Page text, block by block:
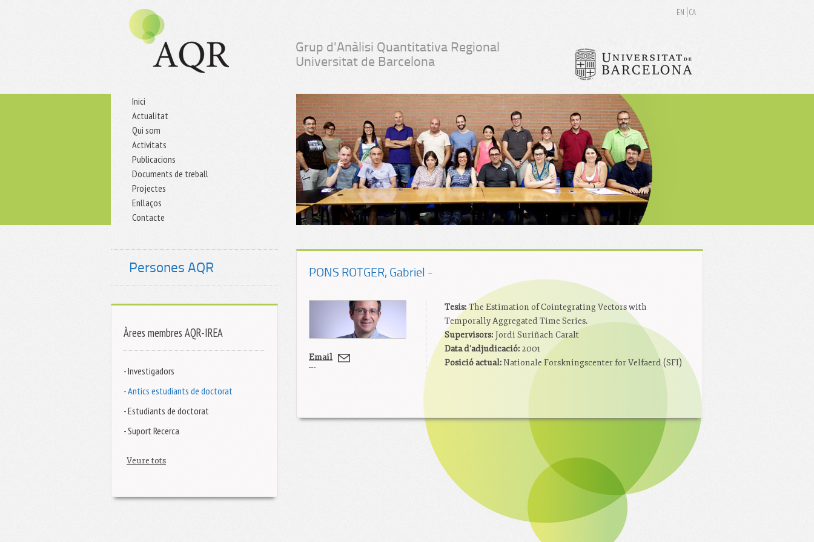
Grup d'Anàlisi Quantitativa Regional
Universitat de Barcelona
Inici
Actualitat
Qui som
Activitats
Publicacions
Documents de treball
Projectes
Enllaços
Contacte
EN CA
Persones AQR
Àrees membres AQR-IREA
- Investigadors
- Antics estudiants de doctorat
- Estudiants de doctorat
- Suport Recerca
Veure tots
PONS ROTGER, Gabriel -
Email
Tesis:The Estimation of Cointegrating Vectors with
Temporally Aggregated Time Series.
Supervisors: Jordi Suriñach Caralt
Data d'adjudicació: 2001
Posició actual:Nationale Forskningscenter for Velfaerd (SFI)